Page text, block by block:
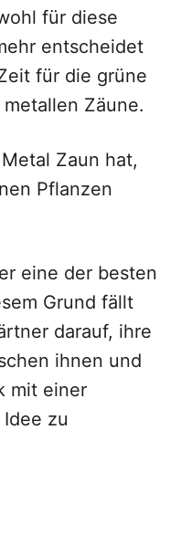
für diese
entscheidet
für die grüne
Zäune.
Zaun hat,
Pflanzen
eine der besten
Grund fällt
darauf, ihre
ihnen und
mit einer
zu